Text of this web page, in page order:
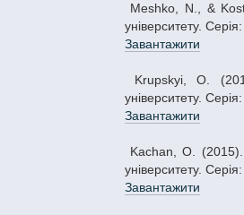
Meshko, N., & Kostiuchenko, M. (2015). Перспективи розвитку сфери ІТ як провідної інноваційної галузі України. Вісник Дніпропетровського
університету.
Завантажити
Krupskyi, O. (2015). Концептуальні засади управління інноваційною діяльністю туристичних підприємств. Вісник Дніпропетровського
університету.
Завантажити
Kachan, O. (2015). Керування концентрацією та консолідацією капіталу в міжнародному інформаційному бізнесі. Вісник Дніпропетровського
університету.
Завантажити